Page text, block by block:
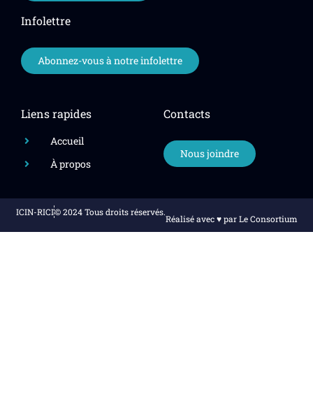
Liens rapides
Accueil
À propos
Contacts
Nous joindre
Infolettre
Abonnez-vous à notre infolettre
ICIN-RICI© 2024 Tous droits réservés.
Réalisé avec ♥️ par Le Consortium